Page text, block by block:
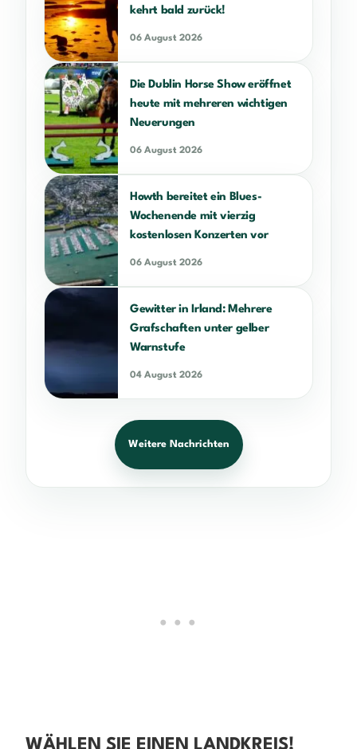
kehrt bald zurück!
06 August 2026
Die Dublin Horse Show eröffnet
heute mit mehreren wichtigen
Neuerungen
06 August 2026
Howth bereitet ein Blues-
Wochenende mit vierzig
kostenlosen Konzerten vor
06 August 2026
Gewitter in Irland: Mehrere
Grafschaften unter gelber
Warnstufe
04 August 2026
Weitere Nachrichten
WÄHLEN SIE EINEN LANDKREIS!